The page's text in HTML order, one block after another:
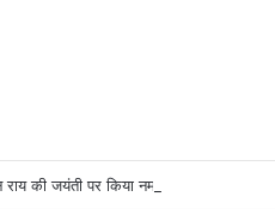
की जयंती पर किया नमन